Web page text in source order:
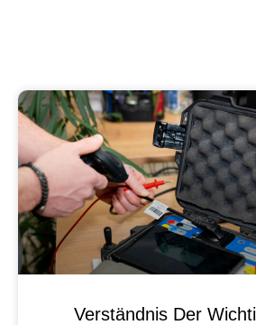
Verständnis Der